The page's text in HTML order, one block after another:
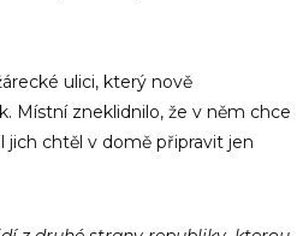
ulici, který nově
Místní zneklidnilo, že v něm chce
chtěl v domě připravit jen